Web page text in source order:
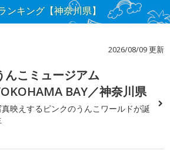
ンキング【神奈川県】
2026/08/09 更新
んこミュージアム
BAY／神奈川県
真映えするピンクのうんこワールドが誕